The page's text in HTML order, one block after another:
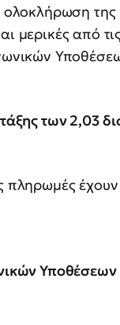
της
μερικές από
των 2,03
πληρωμές
Υποθέσεων